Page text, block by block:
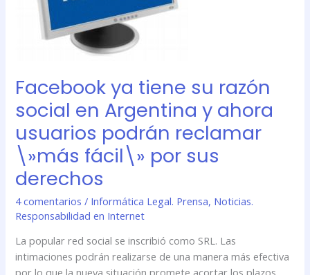
Facebook ya tiene su razón
social en Argentina y ahora
usuarios podrán reclamar
\»más fácil\» por sus
derechos
4 comentarios / Informática Legal. Prensa, Noticias.
Responsabilidad en Internet
La popular red social se inscribió como SRL. Las
intimaciones podrán realizarse de una manera más efectiva
Argentina
ahora
reclamar
\»más
fácil\»
por
sus
derechos